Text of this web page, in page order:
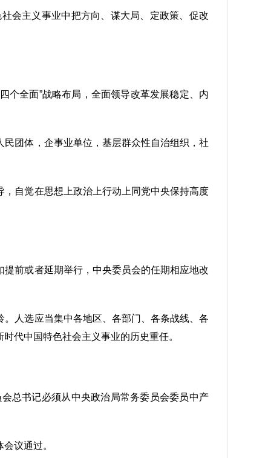
会主义事业中把方向、谋大局、定政策、促改
个全面”战略布局，全面领导改革发展稳定、内
团体，企事业单位，基层群众性自治组织，社
自觉在思想上政治上行动上同党中央保持高度
前或者延期举行，中央委员会的任期相应地改
人选应当集中各地区、各部门、各条战线、各
代中国特色社会主义事业的历史重任。
总书记必须从中央政治局常务委员会委员中产
议通过。